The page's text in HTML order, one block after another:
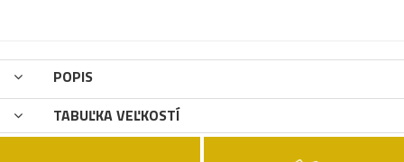
POPIS
TABUĽKA VEĽKOSTÍ